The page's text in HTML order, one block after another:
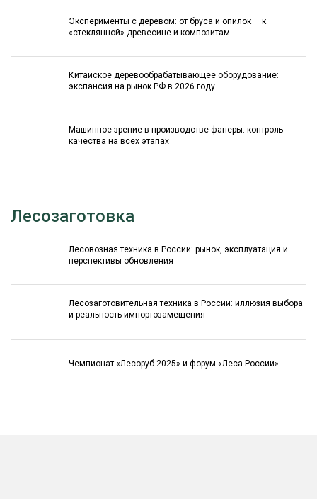
Эксперименты с деревом: от бруса и опилок — к
«стеклянной» древесине и композитам
Китайское деревообрабатывающее оборудование:
экспансия на рынок РФ в 2026 году
Машинное зрение в производстве фанеры: контроль
качества на всех этапах
Лесозаготовка
Лесовозная техника в России: рынок, эксплуатация и
перспективы обновления
Лесозаготовительная техника в России: иллюзия выбора
и реальность импортозамещения
Чемпионат «Лесоруб-2025» и форум «Леса России»